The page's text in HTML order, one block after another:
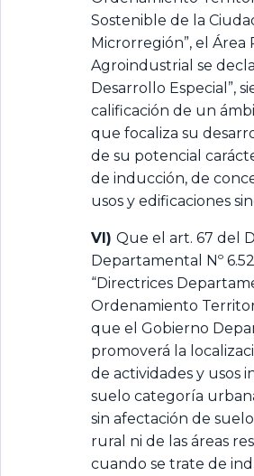
Sostenible de la
Microrregión”, el Área
Agroindustrial se
Desarrollo Especial”,
calificación de un
que focaliza su
de su potencial
de inducción, de
usos y edificaciones
VI) Que el art. 67 del
Departamental Nº
“Directrices
Ordenamiento
que el Gobierno
promoverá la
de actividades y usos
suelo categoría
sin afectación de
rural ni de las áreas
cuando se trate de